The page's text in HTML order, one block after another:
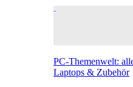
PC-Themenwelt:
Laptops & Zubehör